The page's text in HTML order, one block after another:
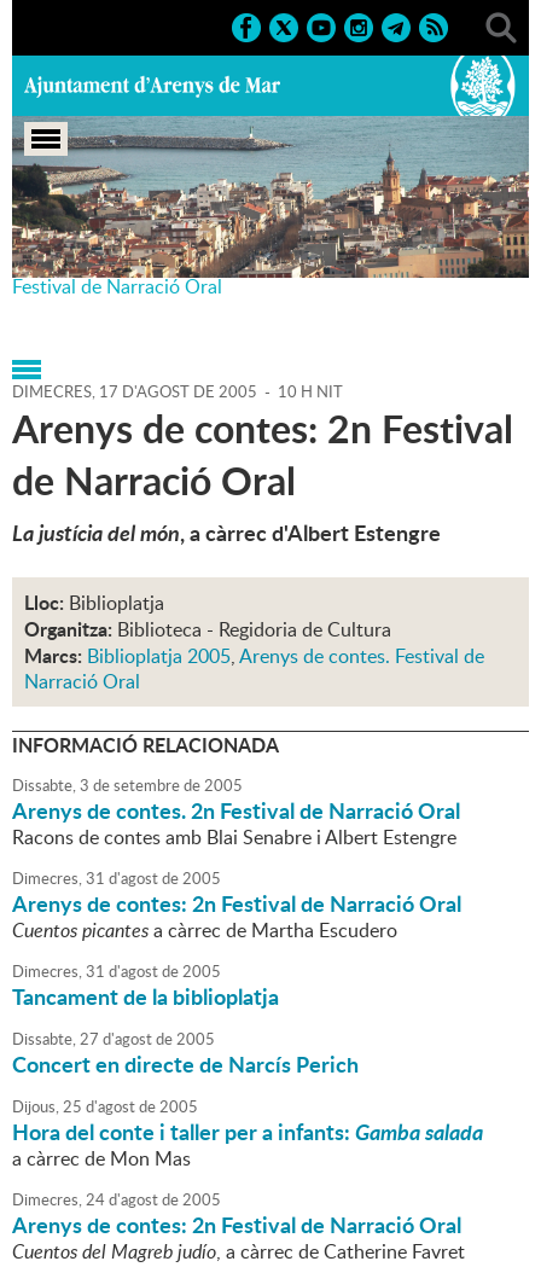
Portada > Agenda > 17-08-
2005 > Marcs > Culturals > 2005 > Arenys de contes.
Festival de Narració Oral
DIMECRES, 17 D'AGOST DE 2005 - 10 H NIT
Arenys de contes: 2n Festival
de Narració Oral
La justícia del món, a càrrec d'Albert Estengre
Lloc: Biblioplatja
Organitza: Biblioteca - Regidoria de Cultura
Marcs: Biblioplatja 2005,Arenys de contes. Festival de
Narració Oral
INFORMACIÓ RELACIONADA
Dissabte,3 desetembrede2005
Arenys de contes. 2n Festival de Narració Oral
Racons de contes amb Blai Senabre i Albert Estengre
Dimecres,31 d'agostde2005
Arenys de contes: 2n Festival de Narració Oral
Cuentos picantesa càrrec de Martha Escudero
Dimecres,31 d'agostde2005
Tancament de la biblioplatja
Dissabte,27 d'agostde2005
Concert en directe de Narcís Perich
Dijous,25 d'agostde2005
Hora del conte i taller per a infants:Gamba salada
a càrrec de Mon Mas
Dimecres,24d'agostde2005
Arenys de contes: 2n Festival de Narració Oral
Cuentos del Magreb judío, a càrrec de Catherine Favret